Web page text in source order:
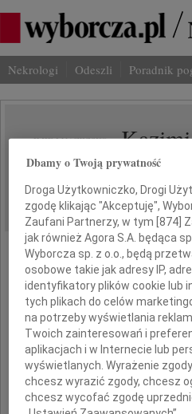
Nekrologi Odeszli Poradnik
IMIĘ I NAZWISKO:
DATA EMISJI: 17.12.2010
dr.
Dyrektora
Dr Kazimierz
Dbamy o Twoją prywatność
Droga Użytkowniczko, Drogi
zgodę klikając "Akceptuję",
Zaufani Partnerzy, w tym [874]
jak również Agora S.A. będąca
Wyborcza sp. z o.o., będą
osobowe takie jak adresy IP,
identyfikatory plików cookie lub
tych plikach do celów
na potrzeby wyświetlania
Twoich zainteresowań i
aplikacjach i w Internecie lub
wyświetlanych. Wyrażenie
chcesz wyrazić zgody, chcesz
chcesz wycofać zgodę